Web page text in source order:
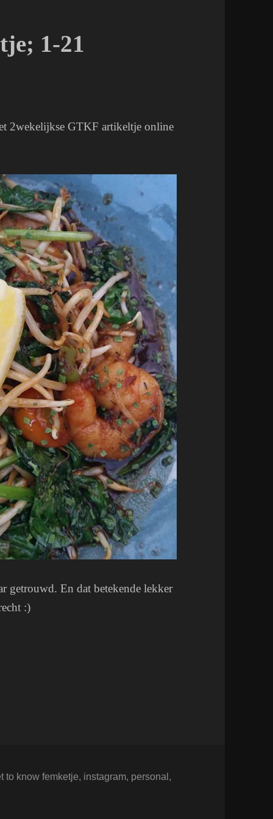
1-21
2wekelijkse GTKF artikeltje online
getrouwd. En dat betekende lekker
:)
September 2015.
to know femketje, instagram, personal ,
Femketje; 1-21 September 2015.